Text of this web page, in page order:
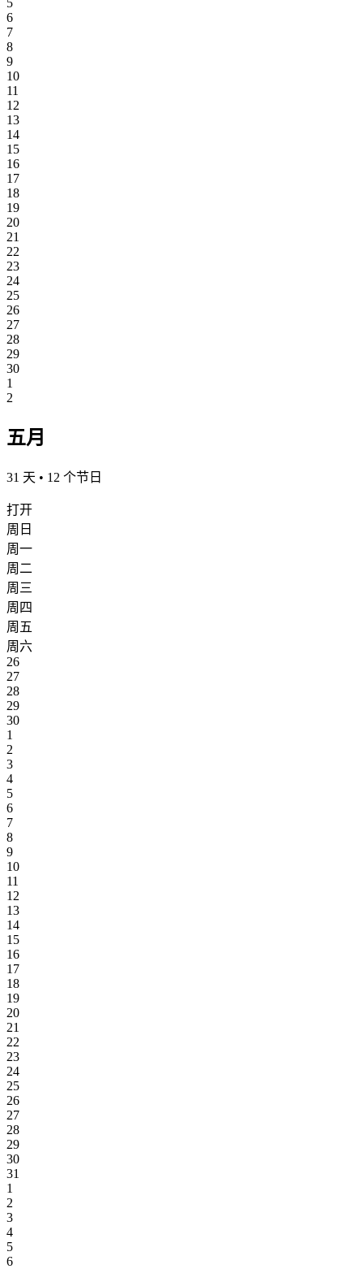
6
7
8
9
10
11
12
13
14
15
16
17
18
19
20
21
22
23
24
25
26
27
28
29
30
1
2
五月
31 天 • 12 个节日
打开
周日
周一
周二
周三
周四
周五
周六
26
27
28
29
30
1
2
3
4
5
6
7
8
9
10
11
12
13
14
15
16
17
18
19
20
21
22
23
24
25
26
27
28
29
30
31
1
2
3
4
5
6